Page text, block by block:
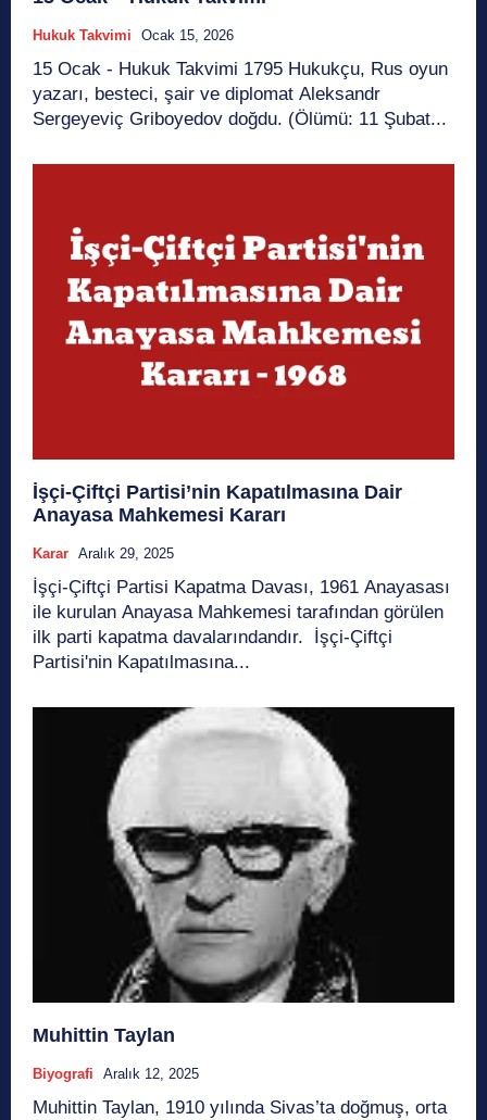
Hukuk Takvimi Ocak 15, 2026
15 Ocak - Hukuk Takvimi 1795 Hukukçu, Rus oyun
yazarı, besteci, şair ve diplomat Aleksandr
Sergeyeviç Griboyedov doğdu. (Ölümü: 11 Şubat...
İşçi-Çiftçi Partisi’nin Kapatılmasına Dair
Anayasa Mahkemesi Kararı
Karar Aralık 29, 2025
İşçi-Çiftçi Partisi Kapatma Davası, 1961 Anayasası
ile kurulan Anayasa Mahkemesi tarafından görülen
ilk parti kapatma davalarındandır. İşçi-Çiftçi
Partisi'nin Kapatılmasına...
Muhittin Taylan
Biyografi Aralık 12, 2025
Muhittin Taylan, 1910 yılında Sivas’ta doğmuş, orta